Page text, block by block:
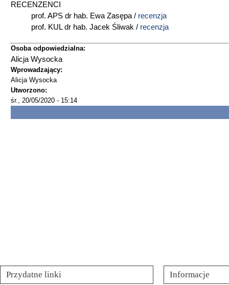
RECENZENCI
prof. APS dr hab. Ewa Zasępa / recenzja
prof. KUL dr hab. Jacek Śliwak / recenzja
Osoba odpowiedzialna:
Alicja Wysocka
Wprowadzający:
Alicja Wysocka
Utworzono:
śr., 20/05/2020 - 15:14
Przydatne linki Informacje